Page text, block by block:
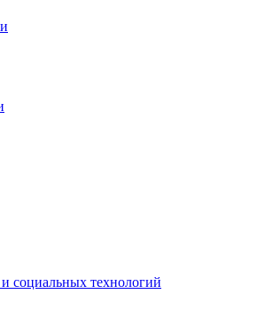
социальных технологий